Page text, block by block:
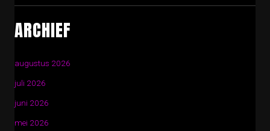
ARCHIEF
augustus 2026
juli 2026
juni 2026
mei 2026